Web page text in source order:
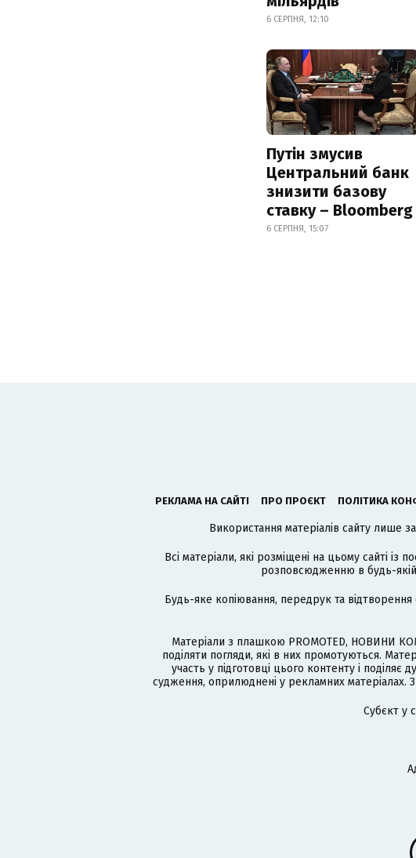
6 СЕРПНЯ, 12:10
Путін змусив
Центральний банк
знизити базову
ставку – Bloomberg
6 СЕРПНЯ, 15:07
РЕКЛАМА НА САЙТІ ПРО ПРОЄКТ ПОЛІТИКА
Використання матеріалів сайту лише
Всі матеріали, які розміщені на цьому сайті із
розповсюдженню в будь-
Будь-яке копіювання, передрук та
Матеріали з плашкою PROMOTED, НОВИНИ
поділяти погляди, які в них промотуються.
участь у підготовці цього контенту і поділяє
судження, оприлюднені у рекламних матеріалах.
Cубєкт у